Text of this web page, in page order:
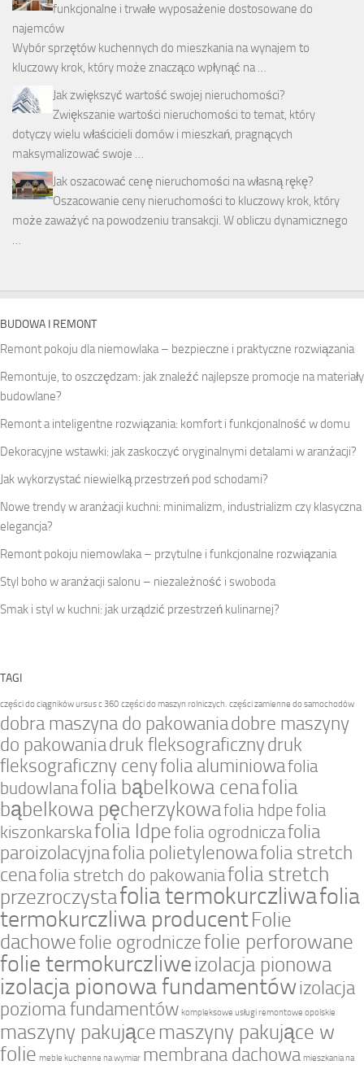
funkcjonalne i trwałe wyposażenie dostosowane do
najemców
Wybór sprzętów kuchennych do mieszkania na wynajem to
kluczowy krok, który może znacząco wpłynąć na …
Jak zwiększyć wartość swojej nieruchomości?
Zwiększanie wartości nieruchomości to temat, który
dotyczy wielu właścicieli domów i mieszkań, pragnących
maksymalizować swoje …
Jak oszacować cenę nieruchomości na własną rękę?
Oszacowanie ceny nieruchomości to kluczowy krok, który
może zaważyć na powodzeniu transakcji. W obliczu dynamicznego
…
BUDOWA I REMONT
Remont pokoju dla niemowlaka – bezpieczne i praktyczne rozwiązania
Remontuje, to oszczędzam: jak znaleźć najlepsze promocje na materiały
budowlane?
Remont a inteligentne rozwiązania: komfort i funkcjonalność w domu
Dekoracyjne wstawki: jak zaskoczyć oryginalnymi detalami w aranżacji?
Jak wykorzystać niewielką przestrzeń pod schodami?
Nowe trendy w aranżacji kuchni: minimalizm, industrializm czy klasyczna
elegancja?
Remont pokoju niemowlaka – przytulne i funkcjonalne rozwiązania
Styl boho w aranżacji salonu – niezależność i swoboda
Smak i styl w kuchni: jak urządzić przestrzeń kulinarnej?
TAGI
części do ciągników ursus c 360 części do maszyn rolniczych. części zamienne do samochodów
dobra maszyna do pakowaniadobre maszyny
do pakowaniadruk fleksograficznydruk
fleksograficzny cenyfolia aluminiowafolia
budowlanafolia bąbelkowa cenafolia
bąbelkowa pęcherzykowafolia hdpefolia
kiszonkarskafolia ldpefolia ogrodniczafolia
paroizolacyjnafolia polietylenowafolia stretch
cenafolia stretch do pakowaniafolia stretch
przezroczystafolia termokurczliwafolia
termokurczliwa producentFolie
dachowefolie ogrodniczefolie perforowane
folie termokurczliwe izolacja pionowa
izolacja pionowa fundamentówizolacja
pozioma fundamentów kompleksowe usługi remontowe opolskie
maszyny pakujące maszyny pakujące w
folie meble kuchenne na wymiar membrana dachowa mieszkania na